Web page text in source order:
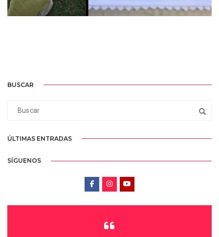
BUSCAR
ÚLTIMAS ENTRADAS
SÍGUENOS